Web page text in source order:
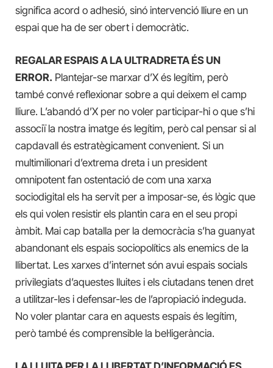
significa acord o adhesió, sinó intervenció lliure en un
espai que ha de ser obert i democràtic.
REGALAR ESPAIS A LA ULTRADRETA ÉS UN
ERROR. Plantejar-se marxar d’X és legítim, però
també convé reflexionar sobre a qui deixem el camp
lliure. L’abandó d’X per no voler participar-hi o que s’hi
associï la nostra imatge és legítim, però cal pensar si al
capdavall és estratègicament convenient. Si un
multimilionari d’extrema dreta i un president
omnipotent fan ostentació de com una xarxa
sociodigital els ha servit per a imposar-se, és lògic que
els qui volen resistir els plantin cara en el seu propi
àmbit. Mai cap batalla per la democràcia s’ha guanyat
abandonant els espais sociopolítics als enemics de la
llibertat. Les xarxes d’internet són avui espais socials
privilegiats d’aquestes lluites i els ciutadans tenen dret
a utilitzar-les i defensar-les de l’apropiació indeguda.
No voler plantar cara en aquests espais és legítim,
però també és comprensible la bel·ligerància.